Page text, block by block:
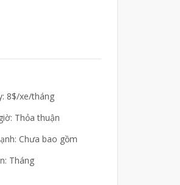
8$/xe/tháng
Thỏa thuận
Chưa bao gồm
Tháng